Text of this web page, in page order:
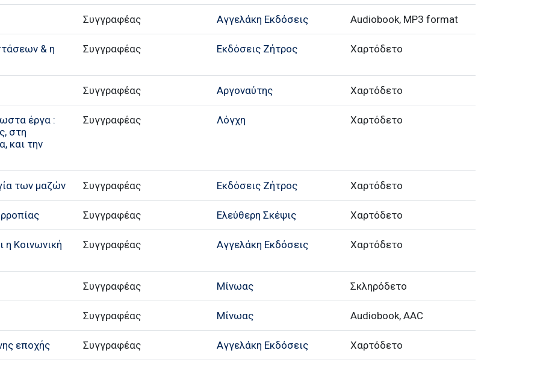
Συγγραφέας Αγγελάκη Εκδόσεις Audiobook, MP3 format
& η
Συγγραφέας Eκδόσεις Ζήτρος Χαρτόδετο
Συγγραφέας Αργοναύτης Χαρτόδετο
έργα :
στη
και την
Συγγραφέας Λόγχη Χαρτόδετο
των μαζών Συγγραφέας Eκδόσεις Ζήτρος Χαρτόδετο
Συγγραφέας Ελεύθερη Σκέψις Χαρτόδετο
η Κοινωνική
Συγγραφέας Αγγελάκη Εκδόσεις Χαρτόδετο
Συγγραφέας Μίνωας Σκληρόδετο
Συγγραφέας Μίνωας Audiobook, AAC
εποχής Συγγραφέας Αγγελάκη Εκδόσεις Χαρτόδετο